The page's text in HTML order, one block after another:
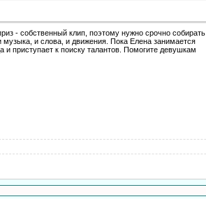
- собственный клип, поэтому нужно срочно собирать
и слова, и движения. Пока Елена занимается
приступает к поиску талантов. Помогите девушкам